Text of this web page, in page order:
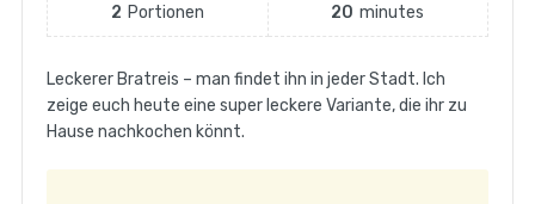
2 Portionen
20 minutes
Leckerer Bratreis – man findet ihn in jeder Stadt. Ich
zeige euch heute eine super leckere Variante, die ihr zu
Hause nachkochen könnt.